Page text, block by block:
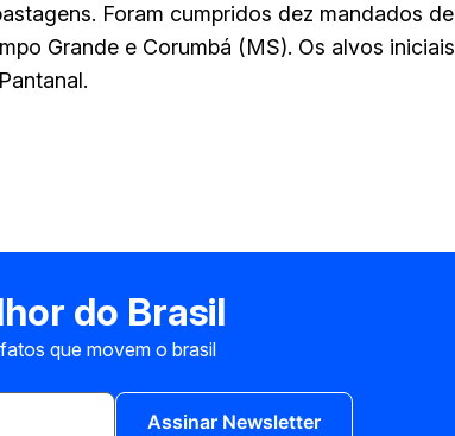
Foram cumpridos dez mandados de
Grande e Corumbá (MS). Os alvos iniciais
do Brasil
que movem o brasil
Assinar Newsletter